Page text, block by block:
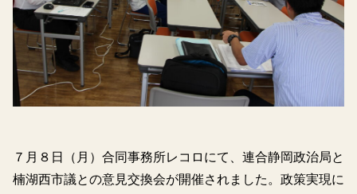
７月８日（月）合同事務所レコロにて、連合静岡政治局と
楠湖西市議との意見交換会が開催されました。政策実現に